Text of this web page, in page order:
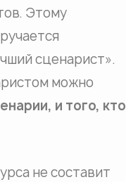
Этому
сценарист».
можно
и того, кто
не составит